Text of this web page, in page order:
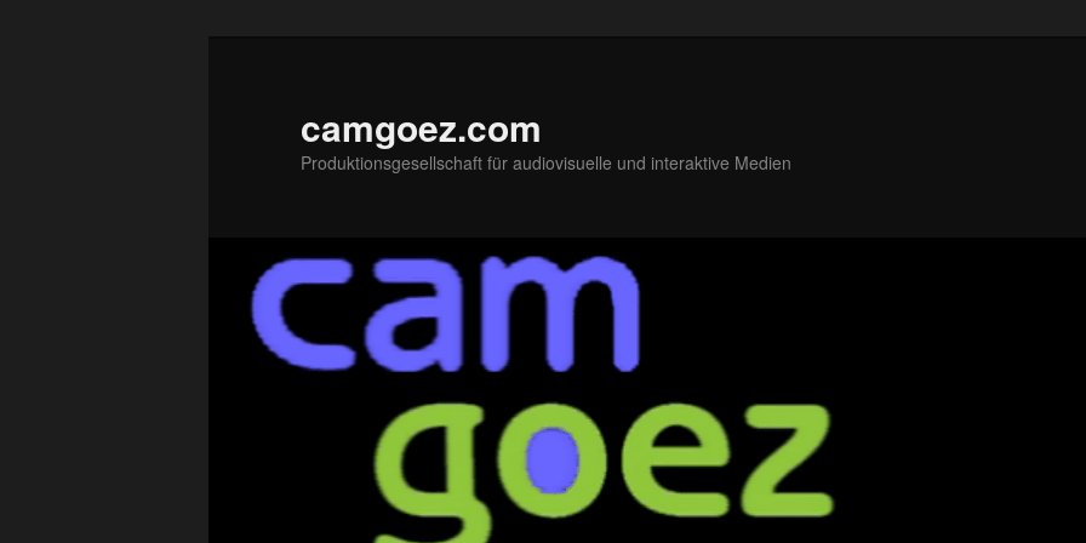
camgoez.com
Produktionsgesellschaft für audiovisuelle und interaktive Medien